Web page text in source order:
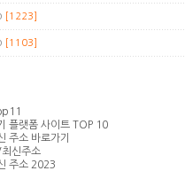
[1223]
[1103]
플랫폼 사이트 TOP 10
주소 바로가기
신주소
주소 2023